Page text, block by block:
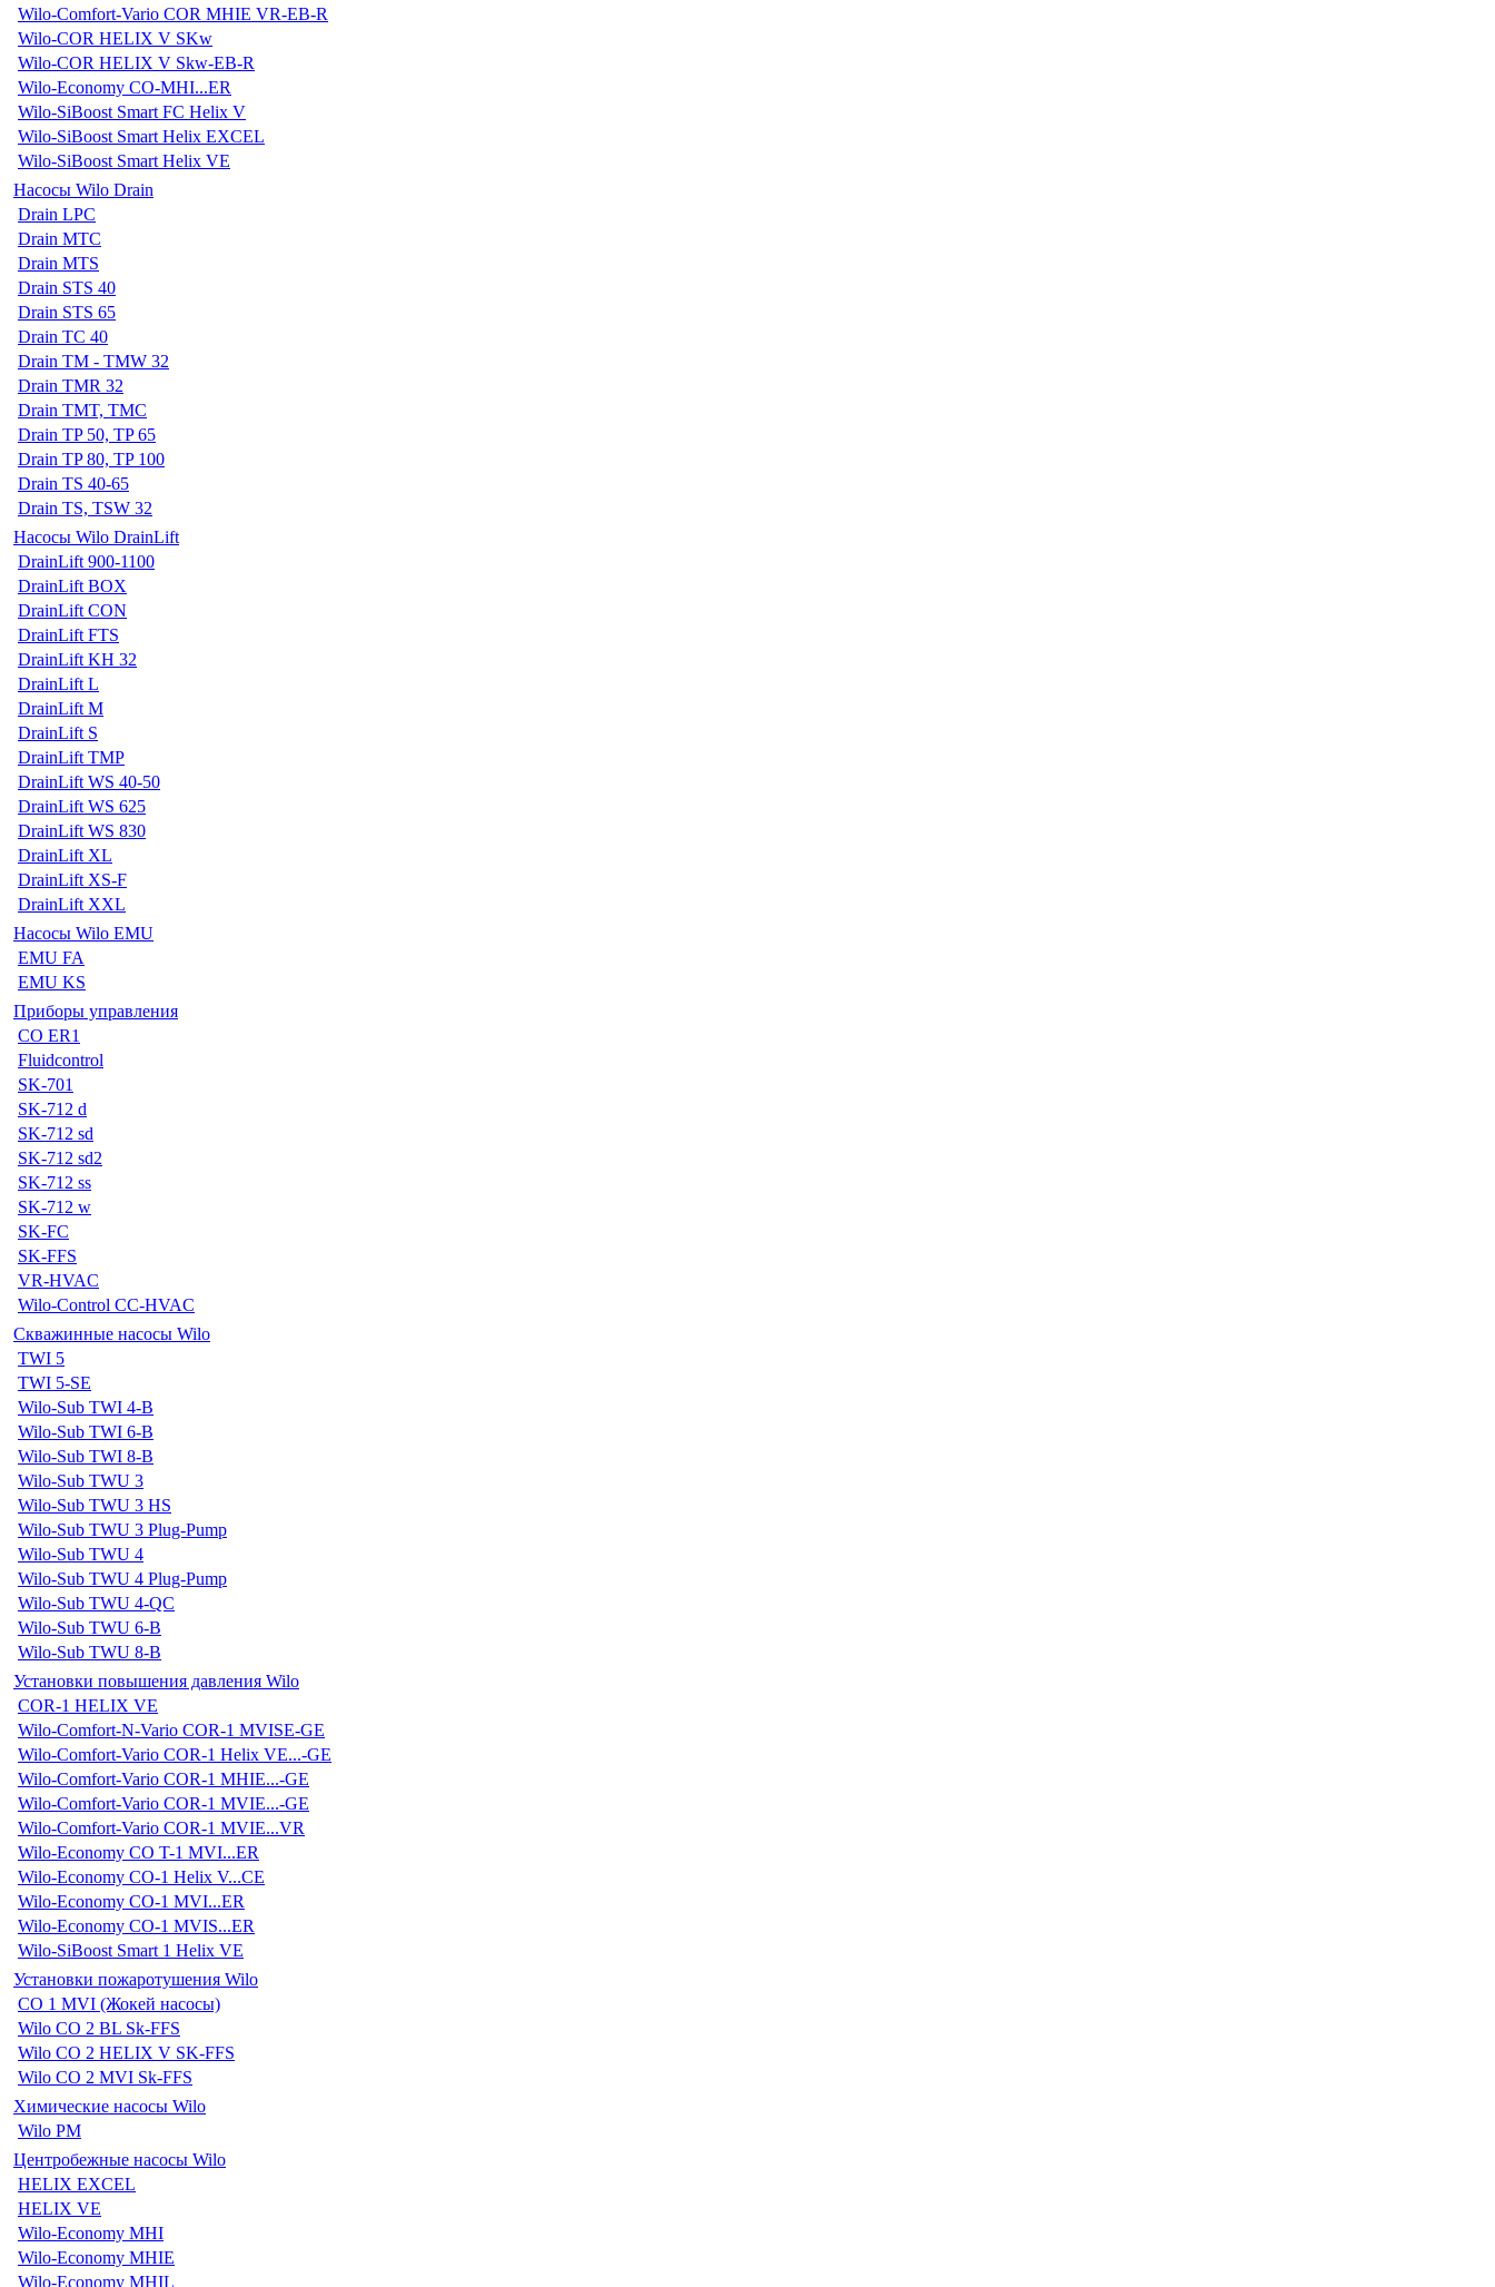
Wilo-Comfort-Vario COR MHIE VR-EB-R
Wilo-COR HELIX V SKw
Wilo-COR HELIX V Skw-EB-R
Wilo-Economy CO-MHI...ER
Wilo-SiBoost Smart FC Helix V
Wilo-SiBoost Smart Helix EXCEL
Wilo-SiBoost Smart Helix VE
Насосы Wilo Drain
Drain LPC
Drain MTC
Drain MTS
Drain STS 40
Drain STS 65
Drain TC 40
Drain TM - TMW 32
Drain TMR 32
Drain TMT, TMC
Drain TP 50, TP 65
Drain TP 80, TP 100
Drain TS 40-65
Drain TS, TSW 32
Насосы Wilo DrainLift
DrainLift 900-1100
DrainLift BOX
DrainLift CON
DrainLift FTS
DrainLift KH 32
DrainLift L
DrainLift M
DrainLift S
DrainLift TMP
DrainLift WS 40-50
DrainLift WS 625
DrainLift WS 830
DrainLift XL
DrainLift XS-F
DrainLift XXL
Насосы Wilo EMU
EMU FA
EMU KS
Приборы управления
CO ER1
Fluidcontrol
SK-701
SK-712 d
SK-712 sd
SK-712 sd2
SK-712 ss
SK-712 w
SK-FC
SK-FFS
VR-HVAC
Wilo-Control CC-HVAC
Скважинные насосы Wilo
TWI 5
TWI 5-SE
Wilo-Sub TWI 4-B
Wilo-Sub TWI 6-B
Wilo-Sub TWI 8-B
Wilo-Sub TWU 3
Wilo-Sub TWU 3 HS
Wilo-Sub TWU 3 Plug-Pump
Wilo-Sub TWU 4
Wilo-Sub TWU 4 Plug-Pump
Wilo-Sub TWU 4-QC
Wilo-Sub TWU 6-B
Wilo-Sub TWU 8-B
Установки повышения давления Wilo
COR-1 HELIX VE
Wilo-Comfort-N-Vario COR-1 MVISE-GE
Wilo-Comfort-Vario COR-1 Helix VE...-GE
Wilo-Comfort-Vario COR-1 MHIE...-GE
Wilo-Comfort-Vario COR-1 MVIE...-GE
Wilo-Comfort-Vario COR-1 MVIE...VR
Wilo-Economy CO T-1 MVI...ER
Wilo-Economy CO-1 Helix V...CE
Wilo-Economy CO-1 MVI...ER
Wilo-Economy CO-1 MVIS...ER
Wilo-SiBoost Smart 1 Helix VE
Установки пожаротушения Wilo
CO 1 MVI (Жокей насосы)
Wilo CO 2 BL Sk-FFS
Wilo CO 2 HELIX V SK-FFS
Wilo CO 2 MVI Sk-FFS
Химические насосы Wilo
Wilo PM
Центробежные насосы Wilo
HELIX EXCEL
HELIX VE
Wilo-Economy MHI
Wilo-Economy MHIE
Wilo-Economy MHIL